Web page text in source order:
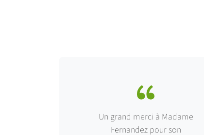
Un grand merci à Madame
Fernandez pour son